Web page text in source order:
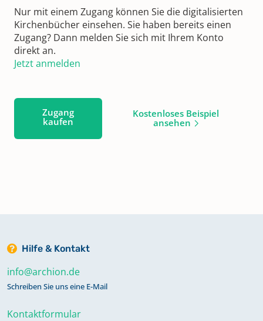
Nur mit einem Zugang können Sie die digitalisierten
Kirchenbücher einsehen. Sie haben bereits einen
Zugang? Dann melden Sie sich mit Ihrem Konto
direkt an.
Jetzt anmelden
Zugang
kaufen
Kostenloses Beispiel
ansehen
Hilfe & Kontakt
info@archion.de
Schreiben Sie uns eine E-Mail
Kontaktformular